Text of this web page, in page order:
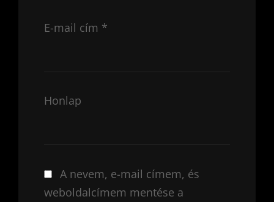
E-mail cím *
Honlap
A nevem, e-mail címem, és
weboldalcímem mentése a